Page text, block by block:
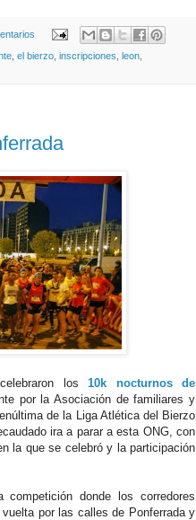
el bierzo inscripciones leon
los 10k nocturnos de
por la Asociación de familiares y
de la Liga Atlética del Bierzo
ira a parar a esta ONG, con
la que se celebró y la participación
donde los corredores
por las calles de Ponferrada y